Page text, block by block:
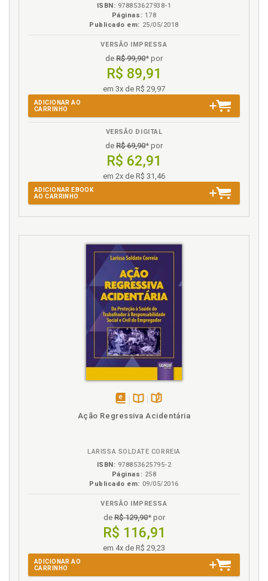
Valor social do trabalho. Identidade do
teletrabalhador nômade e o valor social do trabalho
no ambiente laboral moderno, p. 109
Valor social do trabalho no ordenamento jurídico
ISBN: 978853627938-1
Páginas: 178
Publicado em: 25/05/2018
VERSÃO IMPRESSA
de R$ 99,90* por
R$ 89,91
em 3x de R$ 29,97
ADICIONAR AO
CARRINHO
VERSÃO DIGITAL
de R$ 69,90* por
R$ 62,91
em 2x de R$ 31,46
ADICIONAR EBOOK
AO CARRINHO
em
Disponível
páginas
Ação Regressiva Acidentária
LARISSA SOLDATE CORREIA
ISBN: 978853625795-2
Páginas: 258
Publicado em: 09/05/2016
VERSÃO IMPRESSA
deR$ 129,90* por
R$ 116,91
em 4x de R$ 29,23
ADICIONAR AO
CARRINHO